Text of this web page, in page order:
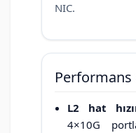
NIC.
L2 hat
4×10G